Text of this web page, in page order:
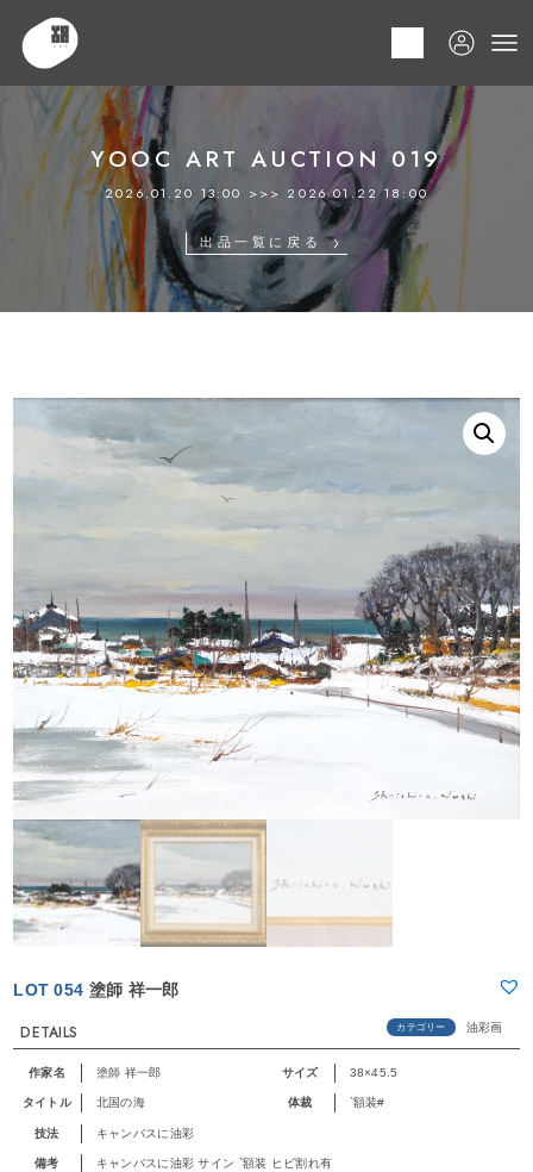
HOME
YOOC ART AUCTION 019
2026.01.20 13:00 >>> 2026.01.22 18:00
出品一覧に戻る
LOT 054 塗師 祥一郎
DETAILS カテゴリー 油彩画
作家名 塗師 祥一郎 サイズ 38×45.5
タイトル 北国の海 体裁 `額装#
技法 キャンバスに油彩
備考 キャンバスに油彩 サイン `額装 ヒビ割れ有